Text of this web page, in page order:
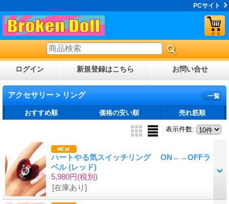
PCサイト
ログイン 新規登録はこちら お問い合せ
アクセサリー > リング 一覧
おすすめ順 価格の安い順 売れ筋順
表示件数:
ハートやる気スイッチリング ON←→OFFラ
ベル (レッド)
5,980円(税別)
[在庫あり]